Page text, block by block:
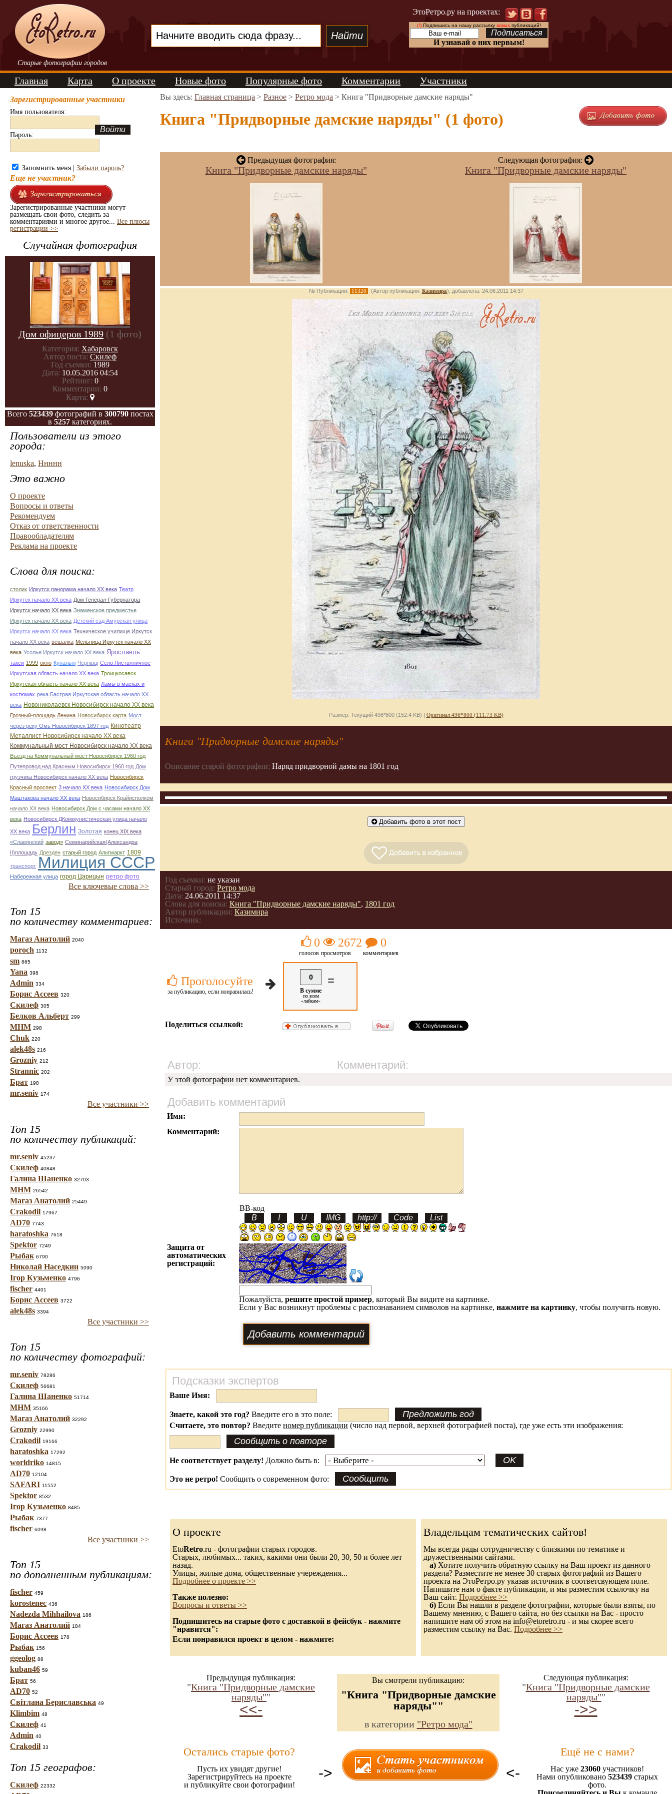
Старые фотографии городов
ЭтоРетро.ру на проектах:
(!)Подпишись на нашу рассылку новыхпубликаций!
И узнавай о них первым!
Главная Карта О проекте Новые фото Популярные фото Комментарии Участники
Зарегистрированные участники
Имя пользователя:
Пароль:
Запомнить меня | Забыли пароль?
Еще не участник?
Зарегистрированные участники могут
размещать свои фото, следить за
комментариями и многое другое... Все плюсы
регистрации >>
Случайная фотография
Дом офицеров 1989 (1 фото)
Категория: Хабаровск
Автор поста: Скилеф
Год съемки: 1989
Дата: 10.05.2016 04:54
Рейтинг: 0
Комментарии: 0
Карта:
Всего 523439фотографий в 300790постах
в 5257 категориях.
Пользователи из этого
города:
lenuska, Ннннн
Это важно
О проекте
Вопросы и ответы
Рекомендуем
Отказ от ответственности
Правообладателям
Реклама на проекте
Слова для поиска:
столик Иркутск панорама начало ХХ века Театр
Иркутск начало ХХ века Дом Генерал-Губернатора
Иркутск начало ХХ века Знаменское предместье
Иркутск начало ХХ века Детский сад Амурская улица
Иркутск начало ХХ века Техническое училище Иркутск
начало ХХ века вешалка Мельница Иркутск начало ХХ
века Усолье Иркутск начало ХХ века Ярославль
такси 1999 окно Купальні Чернівці Село Листвяничное
Иркутская область начало ХХ века Троицкосавск
Иркутская область начало ХХ века Ламы в масках и
костюмах река Бастрая Иркутская область начало ХХ
века Новониколаевск Новосибирск начало ХХ века
Грозный-площадь Ленина Новосибирск карта Мост
через реку Омь Новосибирск 1897 год Кинотеатр
Металлист Новосибирск начало ХХ века
Коммунальный мост Новосибирск начало ХХ века
Въезд на Коммунальный мост Новосибирск 1960 год
Путепровод над Красным Новосибирск 1960 год Дом
грузчика Новосибирск начало ХХ века Новосибирск
Красный проспект 3 начало ХХ века Новосибирск Дом
Маштакова начало ХХ века Новосибирск Крайисполком
начало ХХ века Новосибирск Дом с часами начало ХХ
века Новосибирск ДКоммунистическая улица начало
ХХ века Берлин Золотая конец ХІХ века
«Славянский завод» Семинарийская(Александра
II)площадь Дрезден старый город Альтмаркт 1809
транспорт Милиция СССР
Набережная улица город Царицын ретро фото
Все ключевые слова >>
Топ 15
по количеству комментариев:
Магаз Анатолий 2040
poroch 1132
sm 865
Yana 398
Admin 334
Борис Ассеев 320
Скилеф 305
Белков Альберт 299
МНМ 298
Chuk 220
alek48s 216
Grozniy 212
Strannic 202
Брат 198
mr.seniv 174
Все участники >>
Топ 15
по количеству публикаций:
mr.seniv 45237
Скилеф 40848
Галина Шаненко 32703
МНМ 26542
Магаз Анатолий 25449
Crakodil 17967
AD70 7743
haratoshka 7618
Spektor 7249
Рыбак 6790
Николай Наседкин 5090
Ігор Кузьменко 4796
fischer 4401
Борис Ассеев 3722
alek48s 3394
Все участники >>
Топ 15
по количеству фотографий:
mr.seniv 78286
Скилеф 56681
Галина Шаненко 51714
МНМ 35166
Магаз Анатолий 32292
Grozniy 22990
Crakodil 19166
haratoshka 17292
worldriko 14815
AD70 12104
SAFARI 11552
Spektor 8532
Ігор Кузьменко 8485
Рыбак 7377
fischer 6098
Все участники >>
Топ 15
по дополненным публикациям:
fischer 459
korostenec 436
Nadezda Mihhailova 186
Магаз Анатолий 184
Борис Ассеев 178
Рыбак 156
ggeolog 88
kuban46 59
Брат 56
AD70 52
Світлана Бериславська 49
Klimbim 48
Скилеф 41
Admin 40
Crakodil 33
Топ 15 географов:
Скилеф 22332
Вы здесь: Главная страница > Разное > Ретро мода > Книга "Придворные дамские наряды"
Книга "Придворные дамские наряды" (1 фото)
Предыдущая фотография:
Книга "Придворные дамские наряды"
Следующая фотография:
Книга "Придворные дамские наряды"
№ Публикации: 11320 (Автор публикации: Казимира), добавлена: 24.06.2011 14:37
Размер: Текущий 496*800 (152.4 KB) | Оригинал 496*800 (111.73 KB)
Книга "Придворные дамские наряды"
Описание старой фотографии: Наряд придворной дамы на 1801 год
Добавить фото в этот пост
Год съемки: не указан
Старый город: Ретро мода
Дата: 24.06.2011 14:37
Слова для поиска: Книга "Придворные дамские наряды", 1801 год
Автор публикации: Казимира
Источник:
Проголосуйте
за публикацию, если понравилась!
0
голосов
2672
просмотров
0
комментариев
0
В сумме
по всем
«лайкам»
=
Поделиться ссылкой:
Автор: Комментарий:
У этой фотографии нет комментариев.
Добавить комментарий
Имя:
Комментарий:
BB-код
Защита от
автоматических
регистраций:
Пожалуйста, решите простой пример, который Вы видите на картинке.
Если у Вас возникнут проблемы с распознаванием символов на картинке, нажмите на картинку, чтобы получить новую.
Подсказки экспертов
Ваше Имя:
Знаете, какой это год? Введите его в это поле:
Считаете, это повтор? Введите номер публикации (число над первой, верхней фотографией поста), где уже есть эти изображения:
Не соответствует разделу! Должно быть в:
Это не ретро! Сообщить о современном фото:
О проекте
EtoRetro.ru - фотографии старых городов.
Старых, любимых... таких, какими они были 20, 30, 50 и более лет
назад.
Улицы, жилые дома, общественные учереждения...
Подробнее о проекте >>
Также полезно:
Вопросы и ответы >>
Подпишитесь на старые фото с доставкой в фейсбук - нажмите
"нравится":
Если понравился проект в целом - нажмите:
Владельцам тематических сайтов!
Мы всегда рады сотрудничеству с близкими по тематике и
дружественными сайтами.
а) Хотите получить обратную ссылку на Ваш проект из данного
раздела? Разместите не менее 30 старых фотографий из Вашего
проекта на ЭтоРетро.ру указав источник в соответсвующем поле.
Напишите нам о факте публикации, и мы разместим ссылочку на
Ваш сайт. Подробнее >>
б) Если Вы нашли в разделе фотографии, которые были взяты, по
Вашему мнению, с Вашего сайта, но без ссылки на Вас - просто
напишите нам об этом на info@etoretro.ru - и мы скорее всего
разместим ссылку на Вас. Подробнее >>
Предыдущая публикация:
"Книга "Придворные дамские
наряды""
<<-
Вы смотрели публикацию:
"Книга "Придворные дамские
наряды""
в категории "Ретро мода"
Следующая публикация:
"Книга "Придворные дамские
наряды""
->>
Остались старые фото?
Пусть их увидят другие!
Зарегистрируйтесь на проекте
и публикуйте свои фотографии!
-> <-
Ещё не с нами?
Нас уже 23060 участников!
Нами опубликовано 523439 старых
фото.